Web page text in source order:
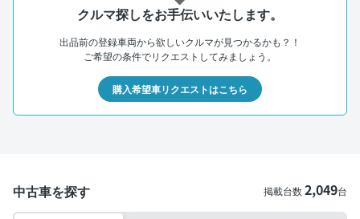
クルマ探しをお手伝いいたします。
出品前の登録車両から欲しいクルマが見つかるかも？！
ご希望の条件でリクエストしてみましょう。
購入希望車リクエストはこちら
中古車を探す 掲載台数2,049台